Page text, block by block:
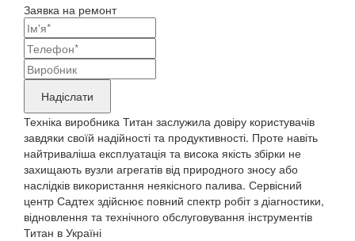
Заявка на ремонт
Ваші
контактні
дані
Назва
бренду
продукту,
що
потребує
ремонту
Надіслати
Техніка виробника Титан заслужила довіру користувачів
завдяки своїй надійності та продуктивності. Проте навіть
найтриваліша експлуатація та висока якість збірки не
захищають вузли агрегатів від природного зносу або
наслідків використання неякісного палива. Сервісний
центр Садтех здійснює повний спектр робіт з діагностики,
відновлення та технічного обслуговування інструментів
Титан в Україні